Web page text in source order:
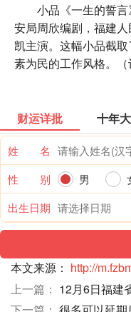
小品《一生的誓
安局周欣编剧，福建
凯主演。这幅小品截
素为民的工作风格。（
财运详批 十年
姓 名
性 别
男
出生日期
本文来源： http://
上一篇： 12月6日福建